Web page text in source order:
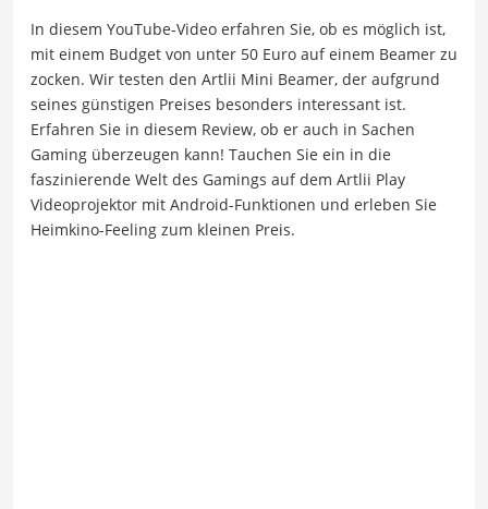
In diesem YouTube-Video erfahren Sie, ob es möglich ist,
mit einem Budget von unter 50 Euro auf einem Beamer zu
zocken. Wir testen den Artlii Mini Beamer, der aufgrund
seines günstigen Preises besonders interessant ist.
Erfahren Sie in diesem Review, ob er auch in Sachen
Gaming überzeugen kann! Tauchen Sie ein in die
faszinierende Welt des Gamings auf dem Artlii Play
Videoprojektor mit Android-Funktionen und erleben Sie
Heimkino-Feeling zum kleinen Preis.